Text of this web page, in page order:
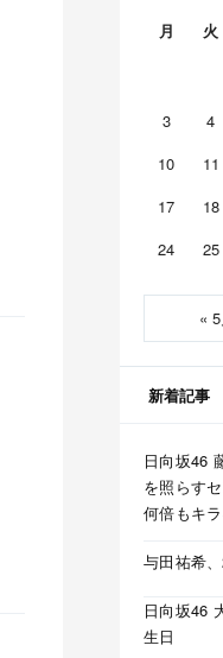
月 火
3
4
10
11
17
18
24
25
«
新着記事
日向坂46
を照らす
何倍もキ
与田祐希
日向坂46
生日